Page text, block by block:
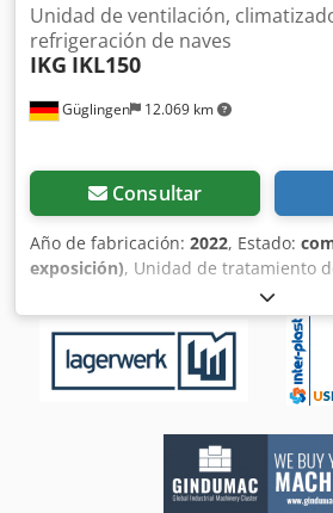
Güglingen 12.069 km
Unidad de ventilación,
refrigeración de naves
IKG IKL150
Consultar
Año de fabricación: 2022, Estado:
exposición), Unidad de tratamiento
EC para la climatización o calefacción
capacidad de refrigeración de 150
combina con una unidad de
calefacción de 300 kW; caudal de aire
salidas de aire de 500 mm; diseño